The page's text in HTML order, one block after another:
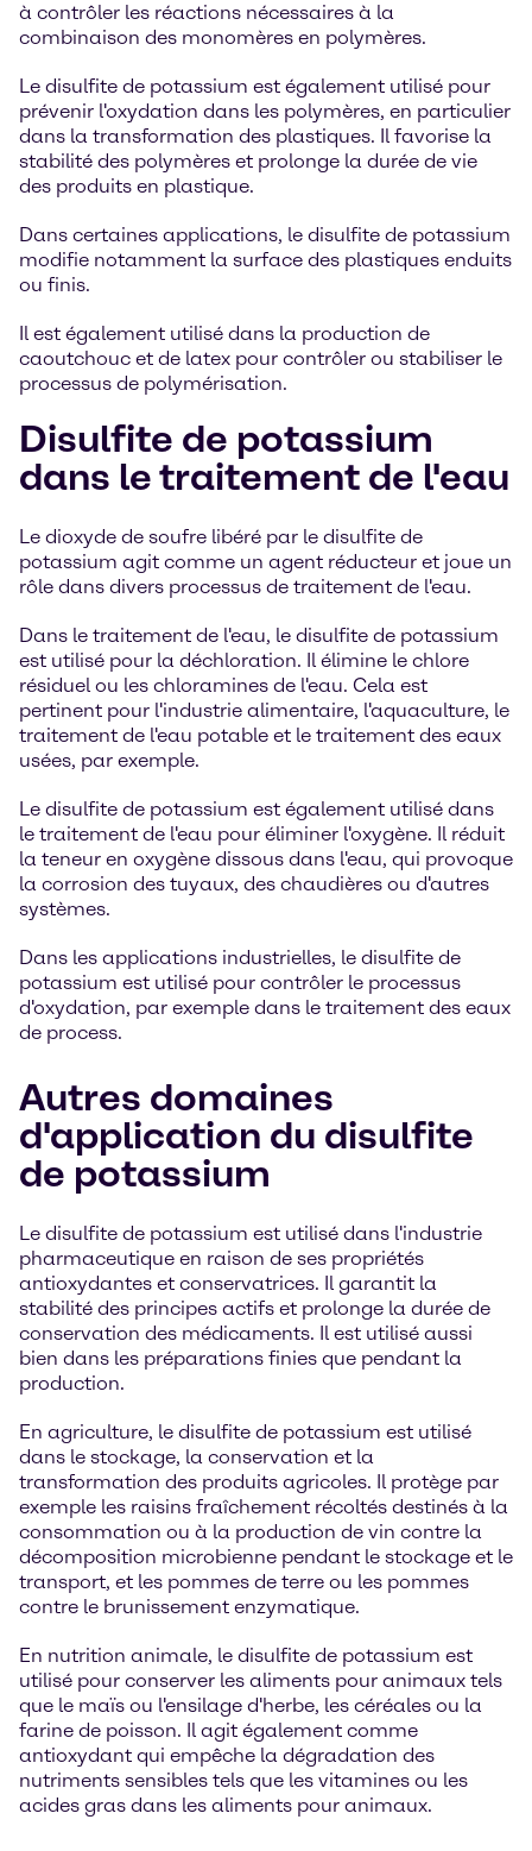
à contrôler les réactions nécessaires à la
combinaison des monomères en polymères.
Le disulfite de potassium est également utilisé pour
prévenir l'oxydation dans les polymères, en particulier
dans la transformation des plastiques. Il favorise la
stabilité des polymères et prolonge la durée de vie
des produits en plastique.
Dans certaines applications, le disulfite de potassium
modifie notamment la surface des plastiques enduits
ou finis.
Il est également utilisé dans la production de
caoutchouc et de latex pour contrôler ou stabiliser le
processus de polymérisation.
Disulfite de potassium
dans le traitement de l'eau
Le dioxyde de soufre libéré par le disulfite de
potassium agit comme un agent réducteur et joue un
rôle dans divers processus de traitement de l'eau.
Dans le traitement de l'eau, le disulfite de potassium
est utilisé pour la déchloration. Il élimine le chlore
résiduel ou les chloramines de l'eau. Cela est
pertinent pour l'industrie alimentaire, l'aquaculture, le
traitement de l'eau potable et le traitement des eaux
usées, par exemple.
Le disulfite de potassium est également utilisé dans
le traitement de l'eau pour éliminer l'oxygène. Il réduit
la teneur en oxygène dissous dans l'eau, qui provoque
la corrosion des tuyaux, des chaudières ou d'autres
systèmes.
Dans les applications industrielles, le disulfite de
potassium est utilisé pour contrôler le processus
d'oxydation, par exemple dans le traitement des eaux
de process.
Autres domaines
d'application du disulfite
de potassium
Le disulfite de potassium est utilisé dans l'industrie
pharmaceutique en raison de ses propriétés
antioxydantes et conservatrices. Il garantit la
stabilité des principes actifs et prolonge la durée de
conservation des médicaments. Il est utilisé aussi
bien dans les préparations finies que pendant la
production.
En agriculture, le disulfite de potassium est utilisé
dans le stockage, la conservation et la
transformation des produits agricoles. Il protège par
exemple les raisins fraîchement récoltés destinés à la
consommation ou à la production de vin contre la
décomposition microbienne pendant le stockage et le
transport, et les pommes de terre ou les pommes
contre le brunissement enzymatique.
En nutrition animale, le disulfite de potassium est
utilisé pour conserver les aliments pour animaux tels
que le maïs ou l'ensilage d'herbe, les céréales ou la
farine de poisson. Il agit également comme
antioxydant qui empêche la dégradation des
nutriments sensibles tels que les vitamines ou les
acides gras dans les aliments pour animaux.